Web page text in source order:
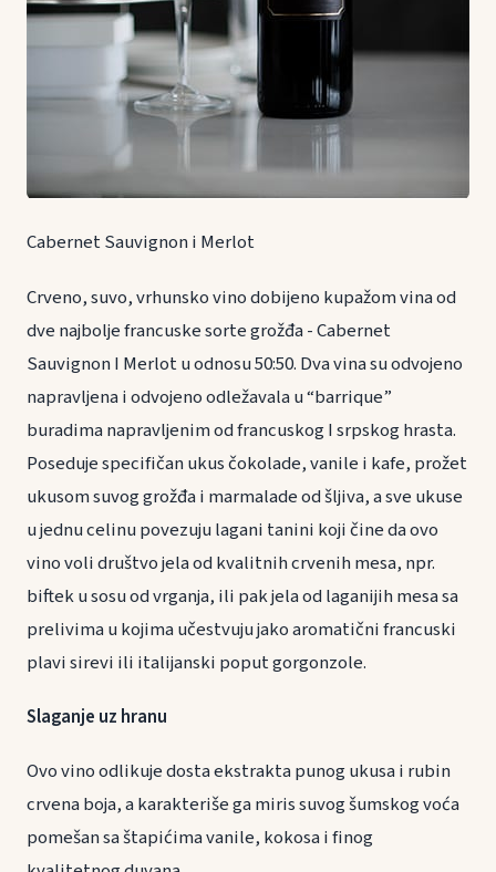
Cabernet Sauvignon i Merlot
Crveno, suvo, vrhunsko vino dobijeno kupažom vina od
dve najbolje francuske sorte grožđa - Cabernet
Sauvignon I Merlot u odnosu 50:50. Dva vina su odvojeno
napravljena i odvojeno odležavala u “barrique”
buradima napravljenim od francuskog I srpskog hrasta.
Poseduje specifičan ukus čokolade, vanile i kafe, prožet
ukusom suvog grožđa i marmalade od šljiva, a sve ukuse
u jednu celinu povezuju lagani tanini koji čine da ovo
vino voli društvo jela od kvalitnih crvenih mesa, npr.
biftek u sosu od vrganja, ili pak jela od laganijih mesa sa
prelivima u kojima učestvuju jako aromatični francuski
plavi sirevi ili italijanski poput gorgonzole.
Slaganje uz hranu
Ovo vino odlikuje dosta ekstrakta punog ukusa i rubin
crvena boja, a karakteriše ga miris suvog šumskog voća
pomešan sa štapićima vanile, kokosa i finog